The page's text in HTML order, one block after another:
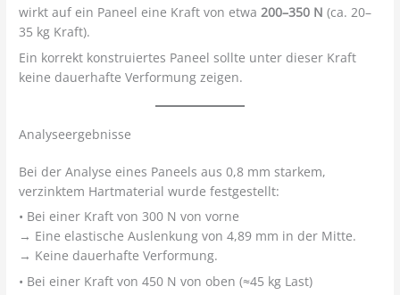
wirkt auf ein Paneel eine Kraft von etwa200–350 N (ca. 20–
35 kg Kraft).
Ein korrekt konstruiertes Paneel sollte unter dieser Kraft
keine dauerhafte Verformung zeigen.
Analyseergebnisse
Bei der Analyse eines Paneels aus 0,8 mm starkem,
verzinktem Hartmaterial wurde festgestellt:
• Bei einer Kraft von 300 N von vorne
→ Eine elastische Auslenkung von 4,89 mm in der Mitte.
→ Keine dauerhafte Verformung.
• Bei einer Kraft von 450 N von oben (≈45 kg Last)